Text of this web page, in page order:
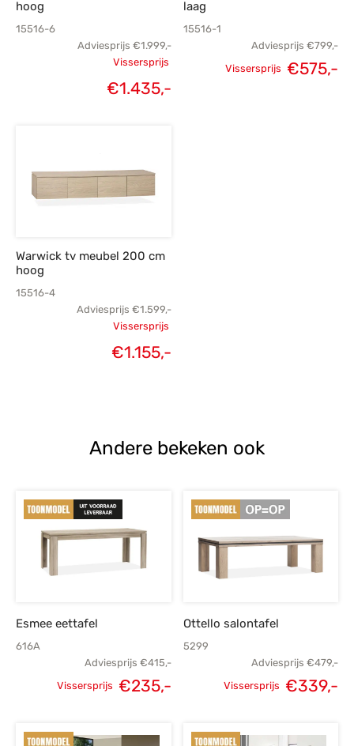
hoog
15516-6
Adviesprijs €1.999,-
Oorspronkelijke
prijs was:
Vissersprijs
€1.435,-
laag
15516-1
Adviesprijs €799,-
Oorspronkelijke
Vissersprijs €575,-
Warwick tv meubel 200 cm
hoog
15516-4
Adviesprijs €1.599,-
Oorspronkelijke
prijs was:
Vissersprijs
€1.155,-
Andere bekeken ook
Esmee eettafel
616A
Adviesprijs €415,-
Vissersprijs €235,-
prijs is:
Ottello salontafel
5299
Adviesprijs €479,-
Vissersprijs €339,-